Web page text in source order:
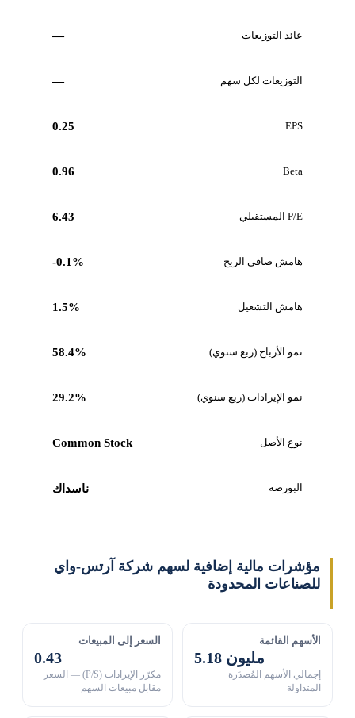
عائد التوزيعات —
التوزيعات لكل سهم —
EPS
0.25
Beta
0.96
P/E المستقبلي 6.43
هامش صافي الربح -0.1%
هامش التشغيل 1.5%
نمو الأرباح (ربع سنوي) 58.4%
نمو الإيرادات (ربع سنوي) 29.2%
نوع الأصل Common Stock
البورصة ناسداك
مؤشرات مالية إضافية لسهم شركة آرتس-واي
للصناعات المحدودة
الأسهم القائمة
5.18 مليون
إجمالي الأسهم المُصدَرة
المتداولة
السعر إلى المبيعات
0.43
مكرّر الإيرادات (P/S) — السعر
مقابل مبيعات السهم